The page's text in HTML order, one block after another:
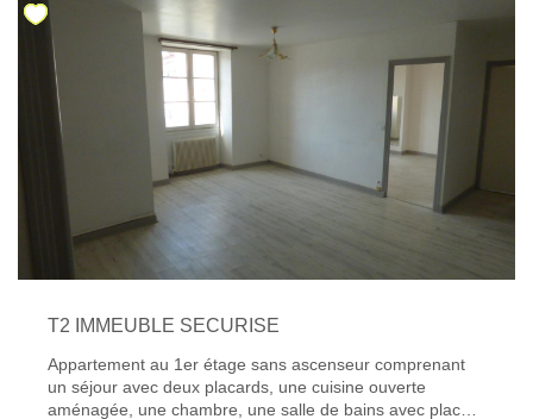
T2 IMMEUBLE SECURISE
Appartement au 1er étage sans ascenseur comprenant
un séjour avec deux placards, une cuisine ouverte
aménagée, une chambre, une salle de bains avec placard